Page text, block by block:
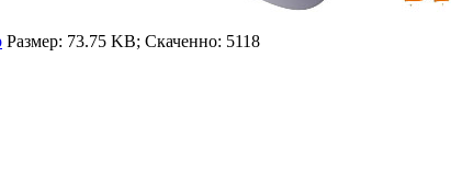
Размер: 73.75 KB; Скаченно: 5118